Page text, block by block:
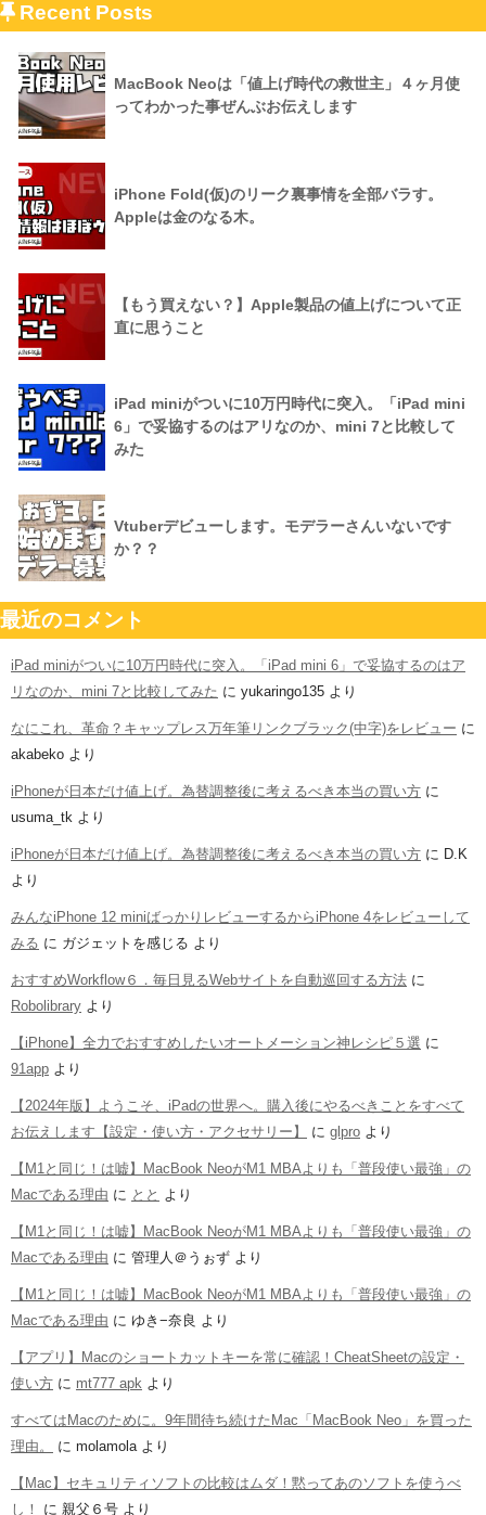
Recent Posts
MacBook Neoは「値上げ時代の救世主」４ヶ月使
ってわかった事ぜんぶお伝えします
iPhone Fold(仮)のリーク裏事情を全部バラす。
Appleは金のなる木。
【もう買えない？】Apple製品の値上げについて正
直に思うこと
iPad miniがついに10万円時代に突入。「iPad mini
6」で妥協するのはアリなのか、mini 7と比較して
みた
Vtuberデビューします。モデラーさんいないです
か？？
最近のコメント
iPad miniがついに10万円時代に突入。「iPad mini 6」で妥協するのはア
リなのか、mini 7と比較してみた に yukaringo135 より
なにこれ、革命？キャップレス万年筆リンクブラック(中字)をレビュー に
akabeko より
iPhoneが日本だけ値上げ。為替調整後に考えるべき本当の買い方 に
usuma_tk より
iPhoneが日本だけ値上げ。為替調整後に考えるべき本当の買い方 に D.K
より
みんなiPhone 12 miniばっかりレビューするからiPhone 4をレビューして
みる に ガジェットを感じる より
おすすめWorkflow６．毎日見るWebサイトを自動巡回する方法 に
Robolibrary より
【iPhone】全力でおすすめしたいオートメーション神レシピ５選 に
91app より
【2024年版】ようこそ、iPadの世界へ。購入後にやるべきことをすべて
お伝えします【設定・使い方・アクセサリー】
に glpro より
【M1と同じ！は嘘】MacBook NeoがM1 MBAよりも「普段使い最強」の
Macである理由 に とと より
【M1と同じ！は嘘】MacBook NeoがM1 MBAよりも「普段使い最強」の
Macである理由 に 管理人＠うぉず より
【M1と同じ！は嘘】MacBook NeoがM1 MBAよりも「普段使い最強」の
Macである理由 に ゆき−奈良 より
【アプリ】Macのショートカットキーを常に確認！CheatSheetの設定・
使い方 に mt777 apk より
すべてはMacのために。9年間待ち続けたMac「MacBook Neo」を買った
理由。
に molamolaより
【Mac】セキュリティソフトの比較はムダ！黙ってあのソフトを使うべ
し！
に 親父６号 より